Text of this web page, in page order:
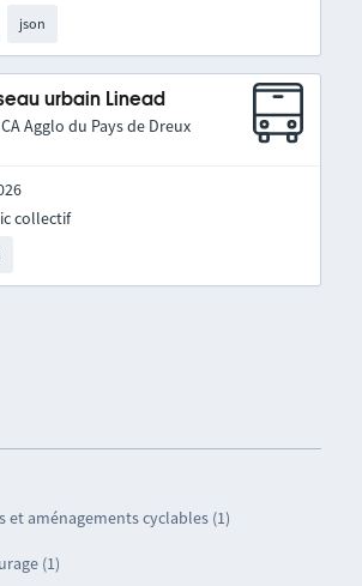
et aménagements cyclables (1)
(1)
json
urbain Linead
CA Agglo du Pays de Dreux
collectif